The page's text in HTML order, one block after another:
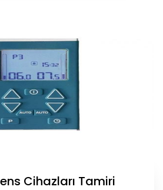
Cihazları Tamiri